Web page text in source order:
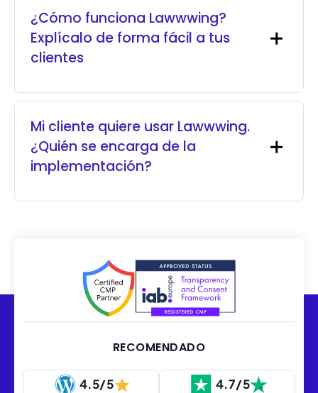
¿Cómo funciona Lawwwing?
Explícalo de forma fácil a tus
clientes
Mi cliente quiere usar Lawwwing.
¿Quién se encarga de la
implementación?
RECOMENDADO
4.5/5 4.7/5